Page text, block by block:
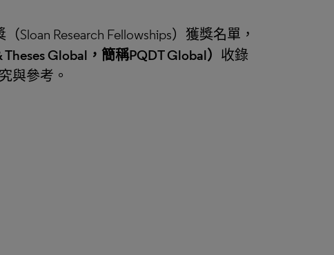
Sloan Research Fellowships）獲獎名單，
Global，簡稱PQDT Global） 收錄
與參考。